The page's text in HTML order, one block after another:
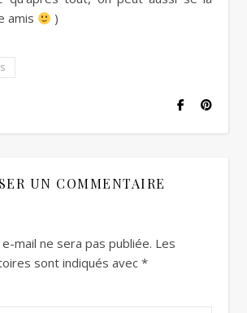
amis
)
UN COMMENTAIRE
mail ne sera pas publiée. Les
sont indiqués avec *